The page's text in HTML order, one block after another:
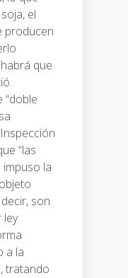
el
producen
que
“doble
“las
la
son
ley
a la
tratando